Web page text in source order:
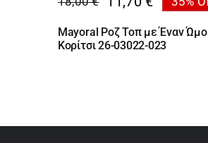
Original
price
was:
Η
τρέχουσα
τιμή
Mayoral Ροζ Τοπ με Έναν Ώμο
Κορίτσι 26-03022-023